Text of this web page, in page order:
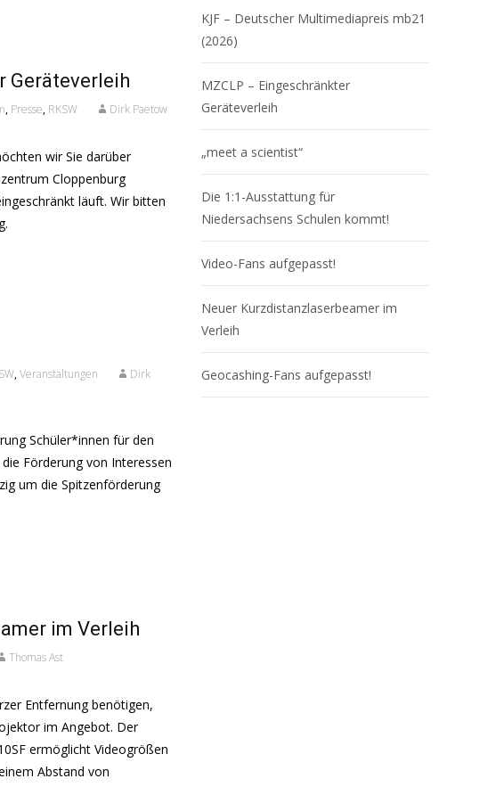
Geräteverleih
, Presse, RKSW Dirk Paetow
wir Sie darüber
Cloppenburg
läuft. Wir bitten
,Veranstaltungen
Dirk
Schüler*innen für den
Förderung von Interessen
um die Spitzenförderung
im Verleih
Thomas Ast
Entfernung benötigen,
im Angebot. Der
ermöglicht Videogrößen
Abstand von
KJF – Deutscher Multimediapreis mb21
(2026)
MZCLP – Eingeschränkter
Geräteverleih
„meet a scientist“
Die 1:1-Ausstattung für
Niedersachsens Schulen kommt!
Video-Fans aufgepasst!
Neuer Kurzdistanzlaserbeamer im
Verleih
Geocashing-Fans aufgepasst!